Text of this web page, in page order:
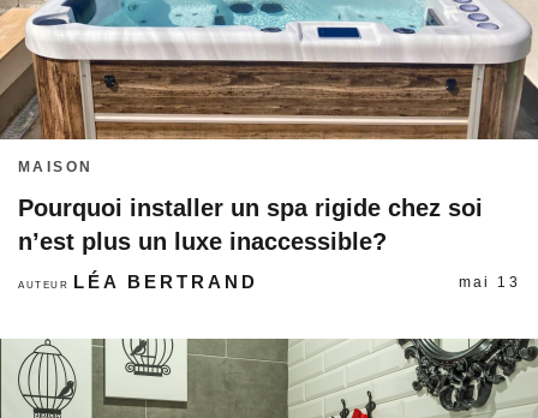
MAISON
Pourquoi installer un spa rigide chez soi
n’est plus un luxe inaccessible?
AUTEUR LÉA BERTRAND mai 13